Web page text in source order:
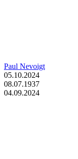
Paul Nevoigt
05.10.2024
08.07.1937
04.09.2024